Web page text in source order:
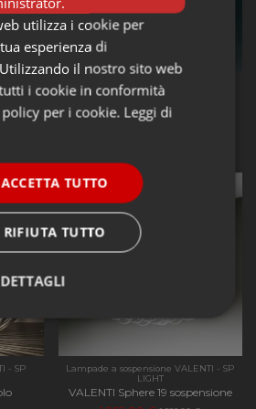
- SP
Lampade da soffitto VALENTI - SP
LIGHT
VALENTI Pistillo parete/soffitto
805,20 €
- SP
-20%
Lampade a sospensione VALENTI - SP
LIGHT
VALENTI Sphere 19 sospensione
utilizza i cookie per
esperienza di
il nostro sito web
i cookie in conformità
per i cookie. Leggi di
ACCETTA TUTTO
RIFIUTA TUTTO
Performance